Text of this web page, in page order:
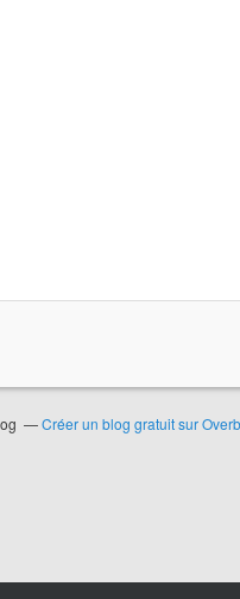
Créer un blog gratuit sur